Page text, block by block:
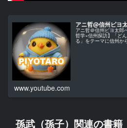
アニ哲@信州ピヨ
アニ哲＠信州ピヨ太郎
哲学×信州探訪】「ど
る」をテーマに信州か
www.youtube.com
孫武（孫子）関連の書籍